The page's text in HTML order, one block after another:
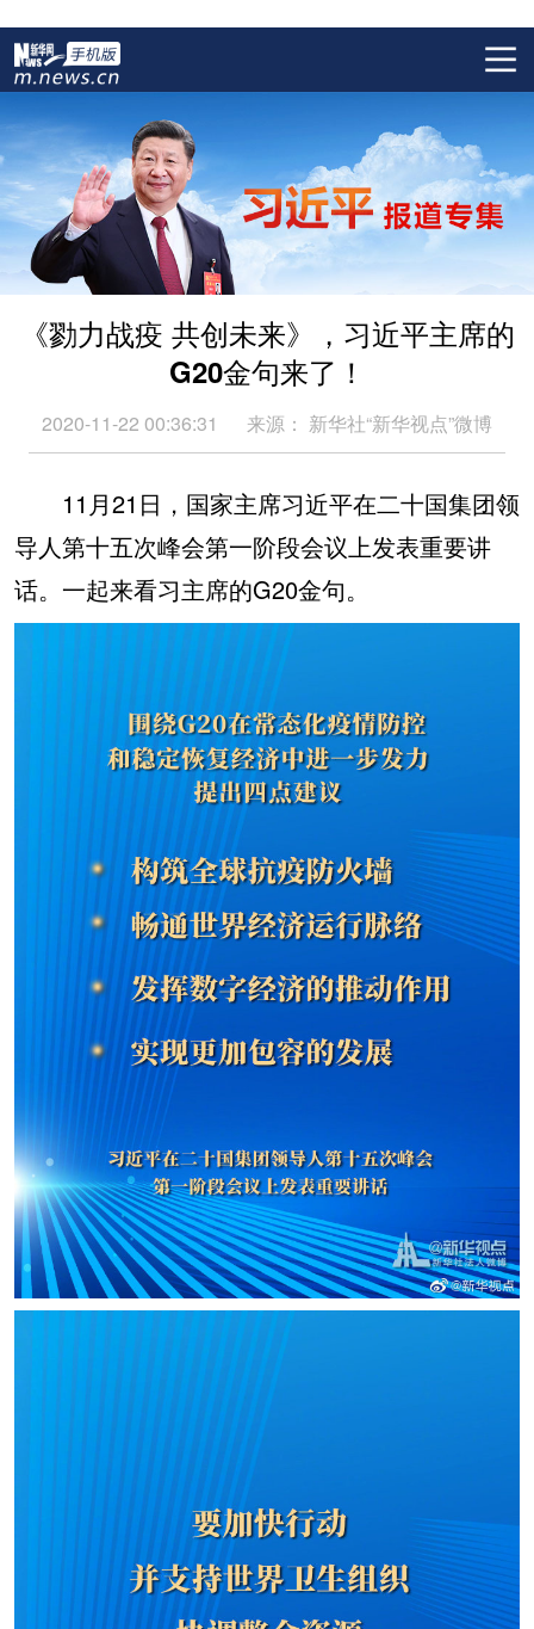
《勠力战疫 共创未来》，习近平主席的
G20金句来了！
2020-11-22 00:36:31 来源： 新华社“新华视点”微博
11月21日，国家主席习近平在二十国集团领
导人第十五次峰会第一阶段会议上发表重要讲
话。一起来看习主席的G20金句。